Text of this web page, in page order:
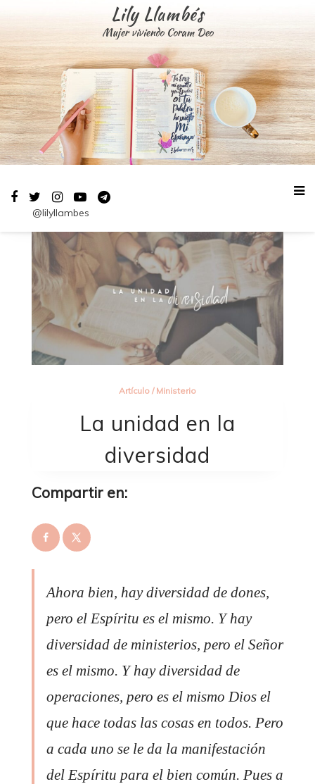
Lily Llambés
Mujer viviendo Coram Deo
@lilyllambes
Artículo/ Ministerio
La unidad en la
diversidad
Compartir en:
Ahora bien, hay diversidad de dones,
pero el Espíritu es el mismo. Y hay
diversidad de ministerios, pero el Señor
es el mismo. Y hay diversidad de
operaciones, pero es el mismo Dios el
que hace todas las cosas en todos. Pero
a cada uno se le da la manifestación
del Espíritu para el bien común. Pues a